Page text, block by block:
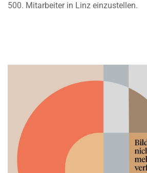
500. Mitarbeiter in Linz einzustellen.